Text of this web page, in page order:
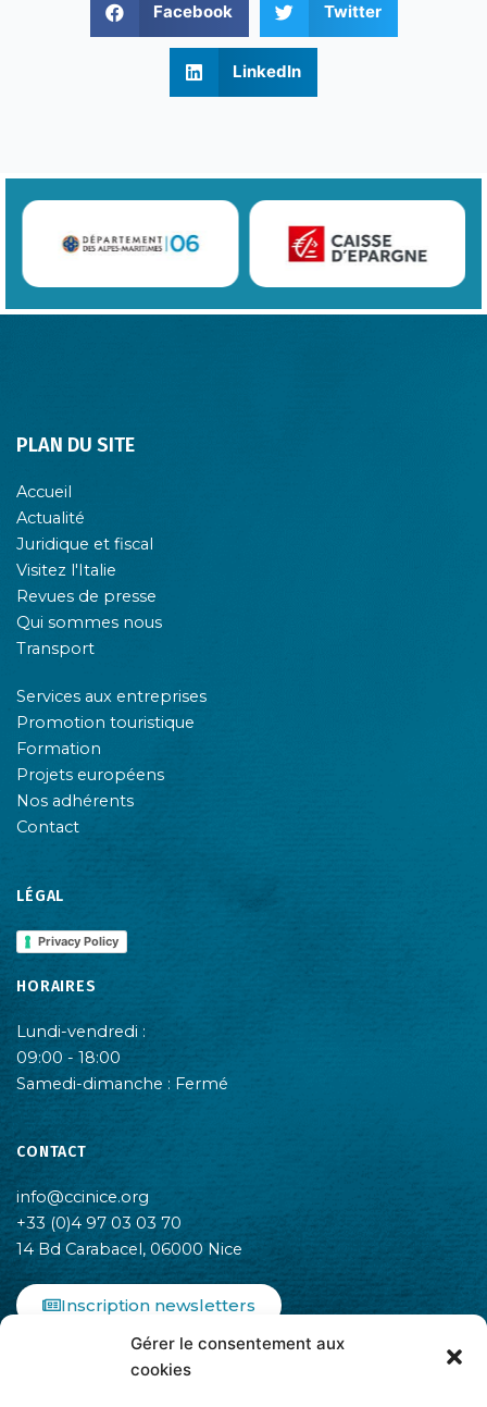
Gérer le consentement aux
cookies
Facebook Twitter
LinkedIn
PLAN DU SITE
Accueil
Actualité
Juridique et fiscal
Visitez l'Italie
Revues de presse
Qui sommes nous
Transport
Services aux entreprises
Promotion touristique
Formation
Projets européens
Nos adhérents
Contact
LÉGAL
Privacy Policy
HORAIRES
Lundi-vendredi :
09:00 - 18:00
Samedi-dimanche : Fermé
CONTACT
info@ccinice.org
+33 (0)4 97 03 03 70
14 Bd Carabacel, 06000 Nice
Inscription newsletters
i